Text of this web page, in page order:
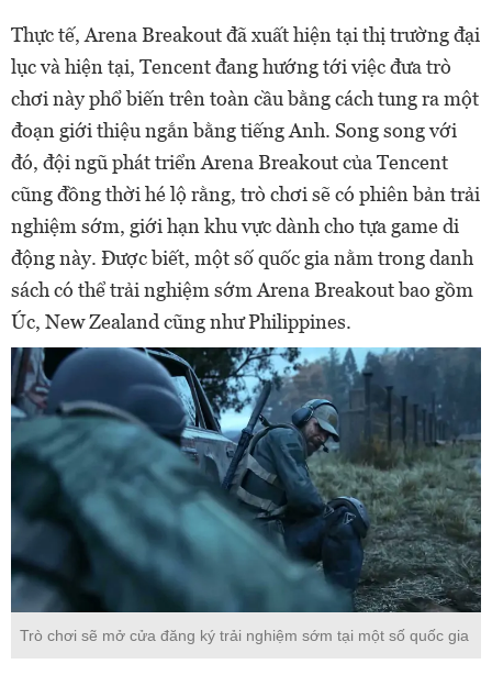
Thực tế, Arena Breakout đã xuất hiện tại thị trường đại
lục và hiện tại, Tencent đang hướng tới việc đưa trò
chơi này phổ biến trên toàn cầu bằng cách tung ra một
đoạn giới thiệu ngắn bằng tiếng Anh. Song song với
đó, đội ngũ phát triển Arena Breakout của Tencent
cũng đồng thời hé lộ rằng, trò chơi sẽ có phiên bản trải
nghiệm sớm, giới hạn khu vực dành cho tựa game di
động này. Được biết, một số quốc gia nằm trong danh
sách có thể trải nghiệm sớm Arena Breakout bao gồm
Úc, New Zealand cũng như Philippines.
Trò chơi sẽ mở cửa đăng ký trải nghiệm sớm tại một số quốc gia